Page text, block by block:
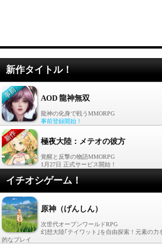
新作タイトル！
AOD 龍神無双
龍神の化身で戦うMMORPG
事前登録開始！
極夜大陸：メテオの彼方
覚醒と反撃の物語MMORPG
1月27日 正式サービス開始！
イチオシゲーム！
原神（げんしん）
次世代オープンワールドRPG
幻想大陸｢テイワット｣を自由探索！元素の力
的なプレイ